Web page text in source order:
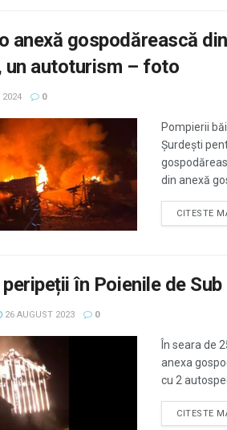
anexă gospodărească
un autoturism – foto
2024 0
Pompierii
Şurdeşti
din anexă
CITESTE
în Poienile de
26 AUGUST 2023 0
În seara de
anexa
cu 2
CITESTE